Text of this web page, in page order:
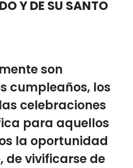
Y DE SU SANTO
son
cumpleaños, los
celebraciones
para aquellos
la oportunidad
de vivificarse de